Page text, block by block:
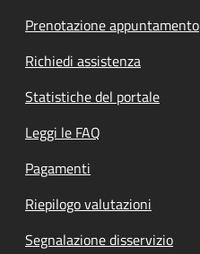
Prenotazione appuntamento
Richiedi assistenza
Statistiche del portale
Leggi le FAQ
Pagamenti
Riepilogo valutazioni
Segnalazione disservizio